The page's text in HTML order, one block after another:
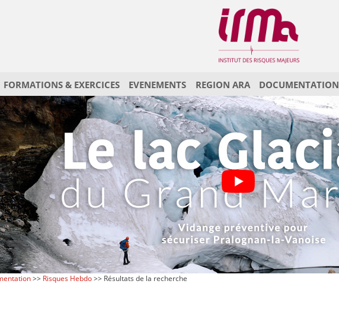
FORMATIONS & EXERCICES EVENEMENTS REGION ARA DOCUMENTATION
>> Risques Hebdo>> Résultats de la recherche